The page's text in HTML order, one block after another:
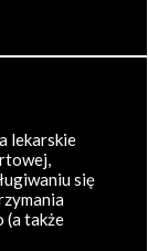
lekarskie
się
(a także